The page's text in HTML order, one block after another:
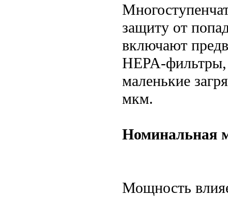
защиту от
включают
HEPA-
маленькие
мкм.
Номинальная
Мощность